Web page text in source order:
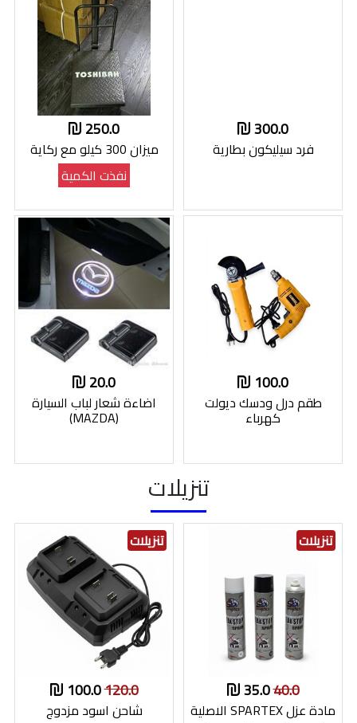
300.0
فرد سيليكون بطارية
250.0
ميزان 300 كيلو مع ركاية
نفذت الكمية
100.0
طقم درل ودسك ديولت
كهرباء
20.0
اضاءة شعار لباب السيارة
(MAZDA)
تنزيلات
تنزيلات
40.0
35.0
مادة عزل SPARTEX الاصلية
تنزيلات
120.0
100.0
شاحن اسود مزدوج